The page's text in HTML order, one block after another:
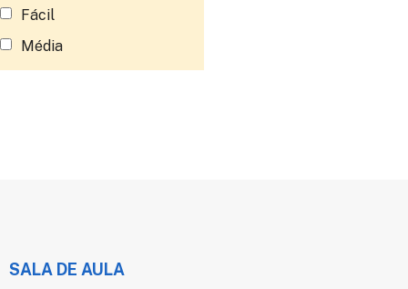
Fácil
Média
SALA DE AULA